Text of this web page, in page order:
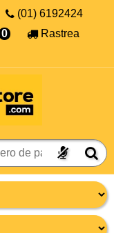
(01) 6192424
0
Rastrea